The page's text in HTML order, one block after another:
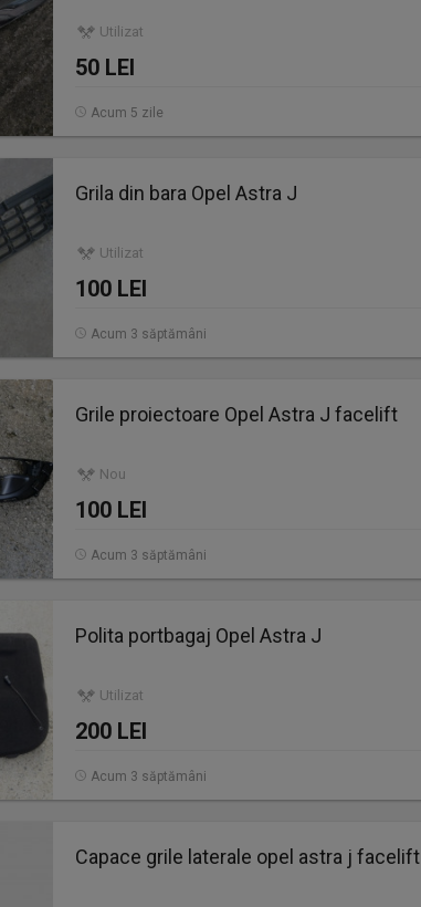
Utilizat
50 LEI
Acum 5 zile
Grila din bara Opel Astra J
Utilizat
100 LEI
Acum 3 săptămâni
Grile proiectoare Opel Astra J facelift
Nou
100 LEI
Acum 3 săptămâni
Polita portbagaj Opel Astra J
Utilizat
200 LEI
Acum 3 săptămâni
Capace grile laterale opel astra j facelift